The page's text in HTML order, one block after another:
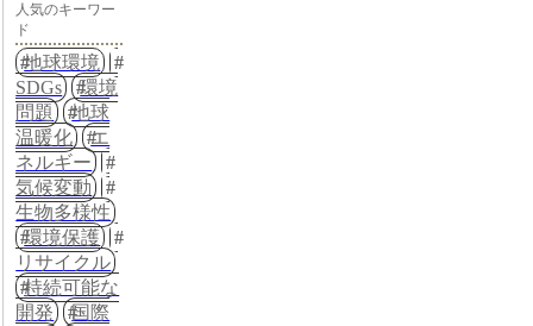
人気のキーワー
ド
地球環境
SDGs
環境
問題
地球
温暖化
エ
ネルギー
気候変動
生物多様性
環境保護
リサイクル
持続可能な
開発
国際